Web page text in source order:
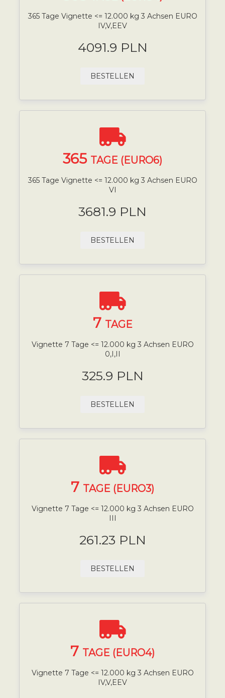
365 Tage Vignette <= 12.000 kg 3 Achsen EURO
IV,V,EEV
4091.9 PLN
BESTELLEN
365 TAGE (EURO6)
365 Tage Vignette <= 12.000 kg 3 Achsen EURO
VI
3681.9 PLN
BESTELLEN
7 TAGE
Vignette 7 Tage <= 12.000 kg 3 Achsen EURO
0,I,II
325.9 PLN
BESTELLEN
7 TAGE (EURO3)
Vignette 7 Tage <= 12.000 kg 3 Achsen EURO
261.23 PLN
BESTELLEN
7 TAGE (EURO4)
Vignette 7 Tage <= 12.000 kg 3 Achsen EURO
IV,V,EEV